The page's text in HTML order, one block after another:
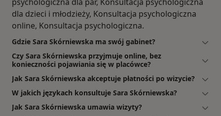
dla dzieci i młodzieży, Konsultacja psychologiczna
online, Konsultacja psychologiczna.
Gdzie Sara Skórniewska ma swój gabinet?
Czy Sara Skórniewska przyjmuje online, bez
konieczności pojawiania się w placówce?
Jak Sara Skórniewska akceptuje płatności po wizycie?
W jakich językach konsultuje Sara Skórniewska?
Jak Sara Skórniewska umawia wizyty?